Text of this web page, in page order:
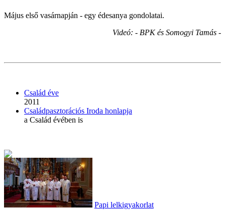
Május első vasárnapján - egy édesanya gondolatai.
Videó: - BPK és Somogyi Tamás -
Család éve
2011
Családpasztorációs Iroda honlapja
a Család évében is
Papi lelkigyakorlat